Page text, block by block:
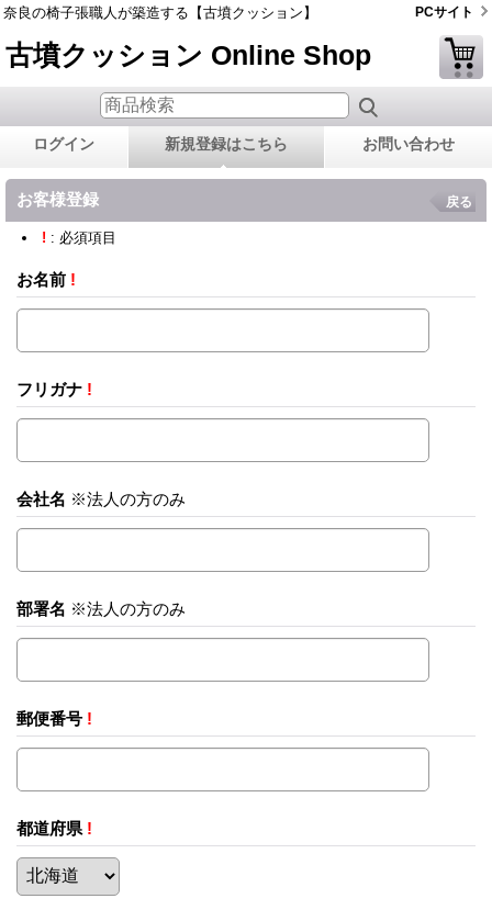
奈良の椅子張職人が築造する【古墳クッション】 PCサイト
古墳クッション Online Shop
ログイン 新規登録はこちら お問い合わせ
お客様登録 戻る
! : 必須項目
お名前 !
フリガナ !
会社名 ※法人の方のみ
部署名 ※法人の方のみ
郵便番号 !
都道府県 !